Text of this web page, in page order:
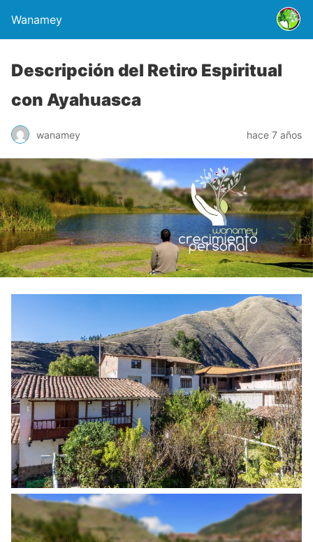
Wanamey
Descripción del Retiro Espiritual
con Ayahuasca
wanamey hace 7 años